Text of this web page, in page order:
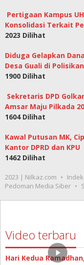
Pertigaan Kampus
Konsolidasi Terkait
2023 Dilihat
Diduga Gelapkan
Desa Guali di Polisikan
1900 Dilihat
Sekretaris DPD
Amsar Maju Pilkada
1604 Dilihat
Kawal Putusan MK,
Kantor DPRD dan KPU
1462 Dilihat
2023 | Nilkaz.com
Pedoman Media Siber
Video terbaru
Hari Kedua Ramadhan,